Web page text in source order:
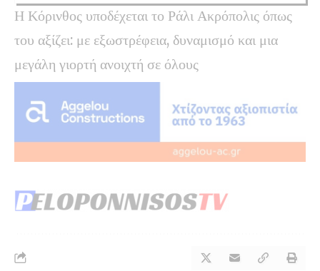
Η Κόρινθος υποδέχεται το Ράλι Ακρόπολις όπως
του αξίζει: με εξωστρέφεια, δυναμισμό και μια
μεγάλη γιορτή ανοιχτή σε όλους